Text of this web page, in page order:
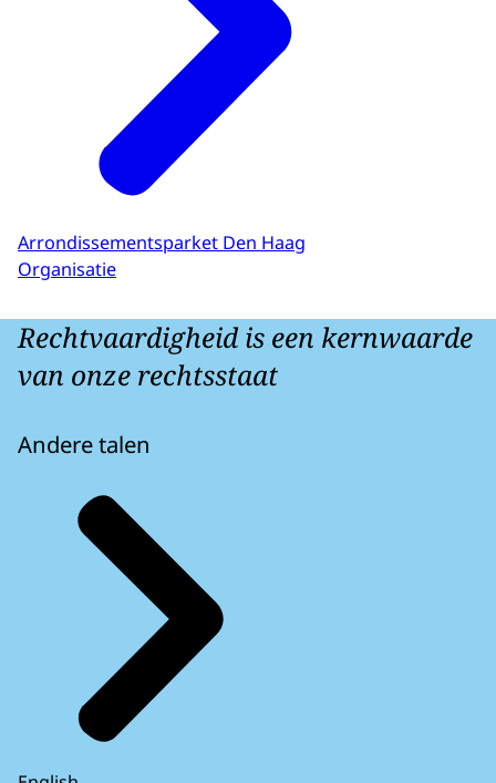
Arrondissementsparket Den Haag
Organisatie
Rechtvaardigheid is een kernwaarde
van onze rechtsstaat
Andere talen